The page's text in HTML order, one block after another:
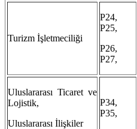
Turizm İşletmeciliği
P24,
P25,
P26,
P27,
Uluslararası Ticaret ve
Lojistik,
Uluslararası İlişkiler
P34,
P35,